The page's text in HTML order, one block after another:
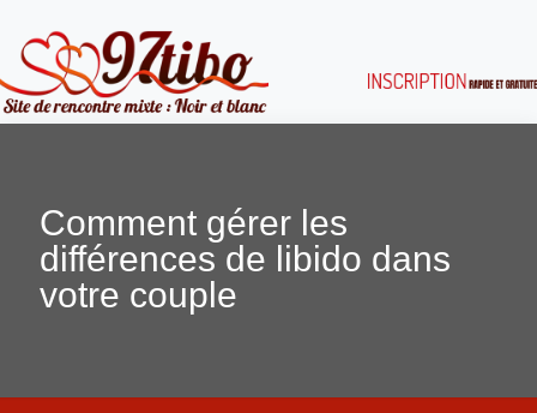
Comment gérer les
différences de libido dans
votre couple